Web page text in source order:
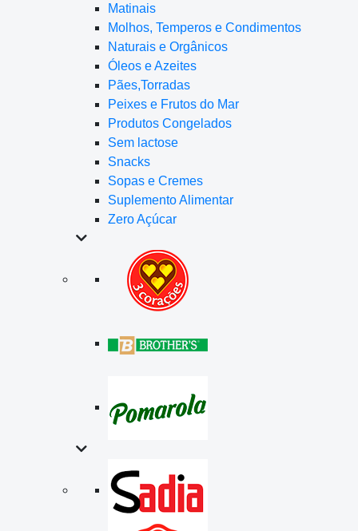
Matinais
Molhos, Temperos e Condimentos
Naturais e Orgânicos
Óleos e Azeites
Pães,Torradas
Peixes e Frutos do Mar
Produtos Congelados
Sem lactose
Snacks
Sopas e Cremes
Suplemento Alimentar
Zero Açúcar